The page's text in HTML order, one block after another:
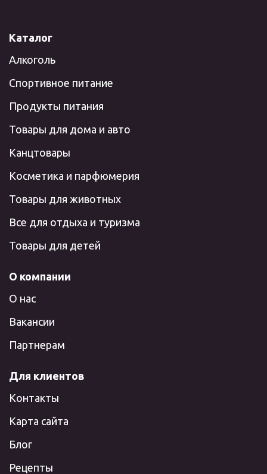
Каталог
Алкоголь
Спортивное питание
Продукты питания
Товары для дома и авто
Канцтовары
Косметика и парфюмерия
Товары для животных
Все для отдыха и туризма
Товары для детей
О компании
О нас
Вакансии
Партнерам
Для клиентов
Контакты
Карта сайта
Блог
Рецепты